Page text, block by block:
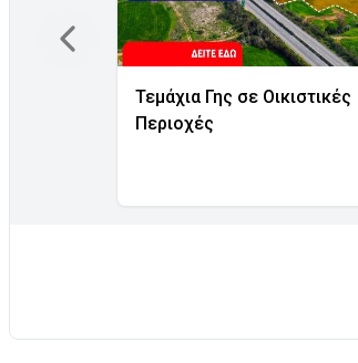
Τεμάχια Γης σε Οικιστικές
Περιοχές